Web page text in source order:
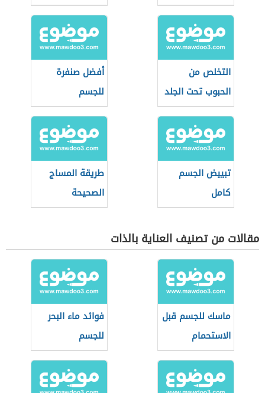
التخلص من
الحبوب تحت الجلد
أفضل صنفرة
للجسم
تبييض الجسم
كامل
طريقة المساج
الصحيحة
مقالات من تصنيف العناية بالذات
ماسك للجسم قبل
الاستحمام
فوائد ماء البحر
للجسم